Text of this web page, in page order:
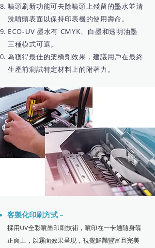
噴頭刷新功能可去除噴頭上殘留的墨水並清
洗噴頭表面以保持印表機的使用壽命。
ECO-UV 墨水有 CMYK、白墨和透明油墨
三種模式可選。
為獲得最佳的架橋劑效果，建議用戶在最終
生產前測試特定材料上的附著力。
客製化印刷方式－
採用UV全彩噴墨印刷技術，噴印在一卡通隨身碟
正面上，以霧面效果呈現，視覺鮮豔豐富且完美